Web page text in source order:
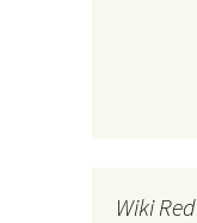
Wiki Red